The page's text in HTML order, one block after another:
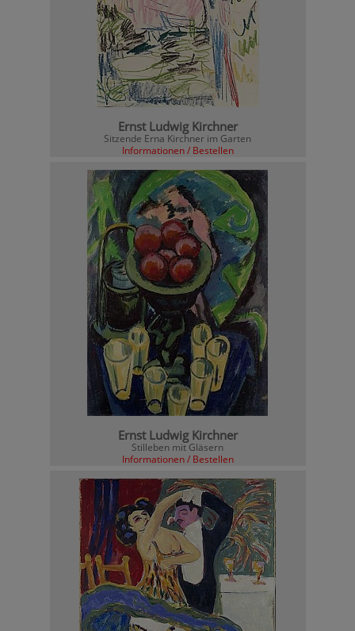
Ernst Ludwig Kirchner
Sitzende Erna Kirchner im Garten
Informationen / Bestellen
Ernst Ludwig Kirchner
Stilleben mit Gläsern
Informationen / Bestellen